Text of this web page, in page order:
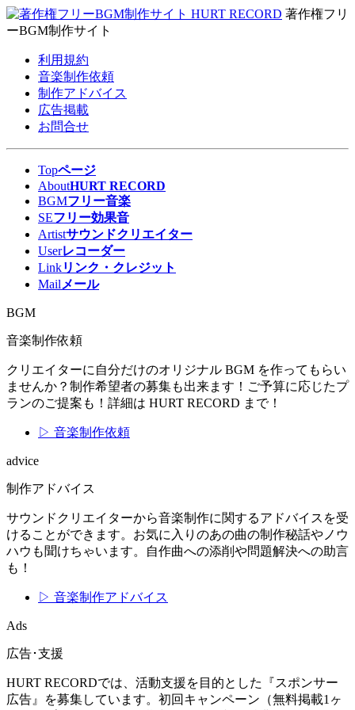
著作権フリ
ーBGM制作サイト
利用規約
音楽制作依頼
制作アドバイス
広告掲載
お問合せ
Topページ
AboutHURT RECORD
BGMフリー音楽
SEフリー効果音
Artistサウンドクリエイター
Userレコーダー
Linkリンク・クレジット
Mail メール
BGM
音楽制作依頼
クリエイターに自分だけのオリジナル BGM を作ってもらい
ませんか？制作希望者の募集も出来ます！ご予算に応じたプ
ランのご提案も！詳細は HURT RECORD まで！
▷ 音楽制作依頼
advice
制作アドバイス
サウンドクリエイターから音楽制作に関するアドバイスを受
けることができます。お気に入りのあの曲の制作秘話やノウ
ハウも聞けちゃいます。自作曲への添削や問題解決への助言
も！
▷ 音楽制作アドバイス
Ads
広告･支援
HURT RECORDでは、活動支援を目的とした『スポンサー
広告』を募集しています。初回キャンペーン（無料掲載1ヶ